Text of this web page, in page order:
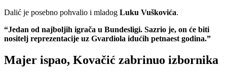
Dalić je posebno pohvalio i mladog Luku Vuškovića.
“Jedan od najboljih igrača u Bundesligi. Sazrio je, on će biti
nositelj reprezentacije uz Gvardiola idućih petnaest godina.”
Majer ispao, Kovačić zabrinuo izbornika